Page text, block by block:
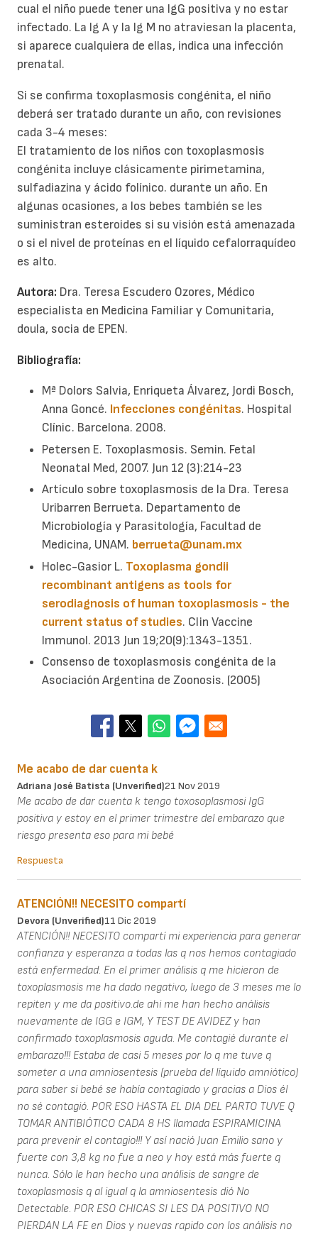
cual el niño puede tener una IgG positiva y no estar
infectado. La Ig A y la Ig M no atraviesan la placenta,
si aparece cualquiera de ellas, indica una infección
prenatal.
Si se confirma toxoplasmosis congénita, el niño
deberá ser tratado durante un año, con revisiones
cada 3-4 meses:
El tratamiento de los niños con toxoplasmosis
congénita incluye clásicamente pirimetamina,
sulfadiazina y ácido folínico. durante un año. En
algunas ocasiones, a los bebes también se les
suministran esteroides si su visión está amenazada
o si el nivel de proteínas en el líquido cefalorraquídeo
es alto.
Autora: Dra. Teresa Escudero Ozores, Médico
especialista en Medicina Familiar y Comunitaria,
doula, socia de EPEN.
Bibliografía:
Mª Dolors Salvia, Enriqueta Álvarez, Jordi Bosch,
Anna Goncé. Infecciones congénitas. Hospital
Clínic. Barcelona. 2008.
Petersen E. Toxoplasmosis. Semin. Fetal
Neonatal Med, 2007. Jun 12 (3):214-23
Artículo sobre toxoplasmosis de la Dra. Teresa
Uribarren Berrueta. Departamento de
Microbiología y Parasitología, Facultad de
Medicina, UNAM. berrueta@unam.mx
Holec-Gasior L. Toxoplasma gondii
recombinant antigens as tools for
serodiagnosis of human toxoplasmosis - the
current status of studies. Clin Vaccine
Immunol. 2013 Jun 19;20(9):1343-1351.
Consenso de toxoplasmosis congénita de la
Asociación Argentina de Zoonosis. (2005)
Me acabo de dar cuenta k
Adriana José Batista (unverified)21 Nov 2019
Me acabo de dar cuenta k tengo toxosoplasmosi IgG
positiva y estoy en el primer trimestre del embarazo que
riesgo presenta eso para mi bebé
Respuesta
ATENCIÓN!! NECESITO compartí
Devora (unverified)11 Dic 2019
ATENCIÓN!! NECESITO compartí mi experiencia para generar
confianza y esperanza a todas las q nos hemos contagiado
está enfermedad. En el primer análisis q me hicieron de
toxoplasmosis me ha dado negativo, luego de 3 meses me lo
repiten y me da positivo.de ahi me han hecho análisis
nuevamente de IGG e IGM, Y TEST DE AVIDEZ y han
confirmado toxoplasmosis aguda. Me contagié durante el
embarazo!!! Estaba de casi 5 meses por lo q me tuve q
someter a una amniosentesis (prueba del líquido amniótico)
para saber si bebé se había contagiado y gracias a Dios él
no sé contagió. POR ESO HASTA EL DIA DEL PARTO TUVE Q
TOMAR ANTIBIÓTICO CADA 8 HS llamada ESPIRAMICINA
para prevenir el contagio!!! Y así nació Juan Emilio sano y
fuerte con 3,8 kg no fue a neo y hoy está más fuerte q
nunca. Sólo le han hecho una análisis de sangre de
toxoplasmosis q al igual q la amniosentesis dió No
Detectable. POR ESO CHICAS SI LES DA POSITIVO NO
PIERDAN LA FE en Dios y nuevas rapido con los análisis no